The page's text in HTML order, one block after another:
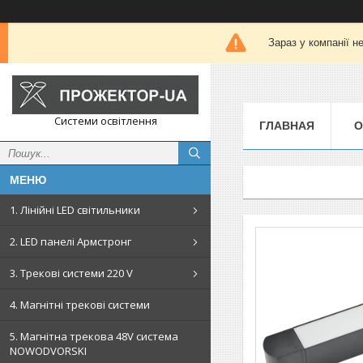
Зараз у компанії
Системи освітлення
1. Лінійні LED світильники
2. LED панелі Армстронг
3. Трекові системи 220 V
4. Магнітні трекові системи
5. Магнітна трекова 48V система
NOWODVORSKI
ГЛАВНАЯ